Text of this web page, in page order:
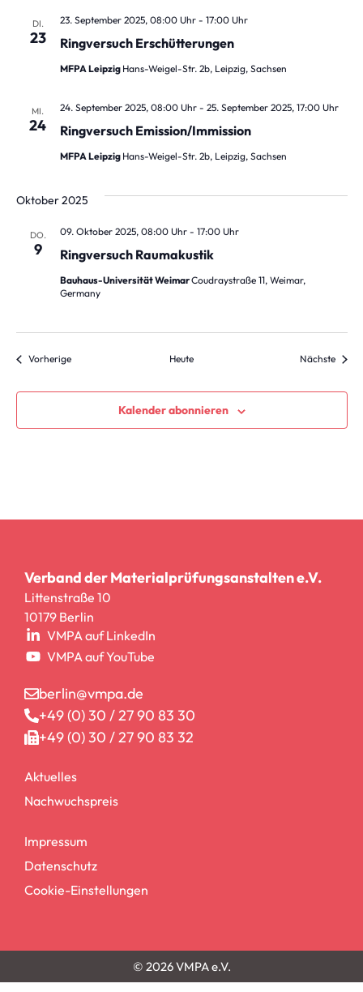
DI.
23 Ringversuch Erschütterungen
23. September 2025, 08:00 Uhr- 17:00 Uhr
MFPA Leipzig Hans-Weigel-Str. 2b, Leipzig, Sachsen
MI.
24 Ringversuch Emission/Immission
24. September 2025, 08:00 Uhr- 25. September 2025, 17:00 Uhr
MFPA Leipzig Hans-Weigel-Str. 2b, Leipzig, Sachsen
Oktober 2025
DO.
9 Ringversuch Raumakustik
09. Oktober 2025, 08:00 Uhr- 17:00 Uhr
Bauhaus-Universität WeimarCoudraystraße 11, Weimar,
Germany
VorherigeVeranstaltungen Heute Nächste
Kalender abonnieren
Verband der Materialprüfungsanstalten e.V.
Littenstraße 10
10179 Berlin
VMPA auf LinkedIn
VMPA auf YouTube
berlin@vmpa.de
+49 (0) 30 / 27 90 83 30
+49 (0) 30 / 27 90 83 32
Aktuelles
Nachwuchspreis
Impressum
Datenschutz
Cookie-Einstellungen
© 2026 VMPA e.V.